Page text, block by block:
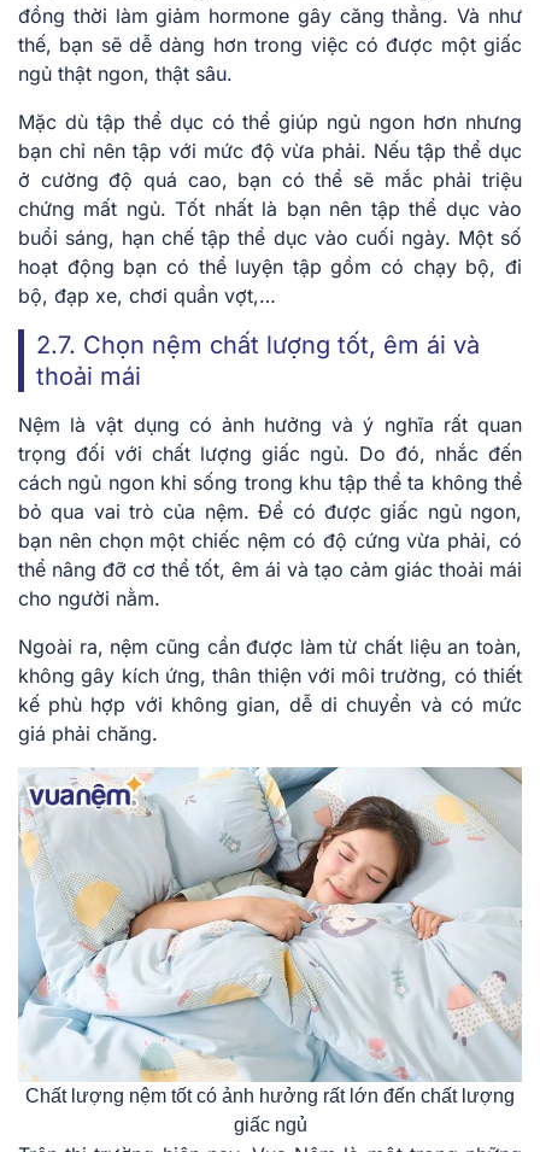
đồng thời làm giảm hormone gây căng thẳng. Và như
thế, bạn sẽ dễ dàng hơn trong việc có được một giấc
ngủ thật ngon, thật sâu.
Mặc dù tập thể dục có thể giúp ngủ ngon hơn nhưng
bạn chỉ nên tập với mức độ vừa phải. Nếu tập thể dục
ở cường độ quá cao, bạn có thể sẽ mắc phải triệu
chứng mất ngủ. Tốt nhất là bạn nên tập thể dục vào
buổi sáng, hạn chế tập thể dục vào cuối ngày. Một số
hoạt động bạn có thể luyện tập gồm có chạy bộ, đi
bộ, đạp xe, chơi quần vợt,…
2.7. Chọn nệm chất lượng tốt, êm ái và
thoải mái
Nệm là vật dụng có ảnh hưởng và ý nghĩa rất quan
trọng đối với chất lượng giấc ngủ. Do đó, nhắc đến
cách ngủ ngon khi sống trong khu tập thểta không thể
bỏ qua vai trò của nệm. Để có được giấc ngủ ngon,
bạn nên chọn một chiếc nệm có độ cứng vừa phải, có
thể nâng đỡ cơ thể tốt, êm ái và tạo cảm giác thoải mái
cho người nằm.
Ngoài ra, nệm cũng cần được làm từ chất liệu an toàn,
không gây kích ứng, thân thiện với môi trường, có thiết
kế phù hợp với không gian, dễ di chuyển và có mức
giá phải chăng.
Chất lượng nệm tốt có ảnh hưởng rất lớn đến chất lượng
giấc ngủ